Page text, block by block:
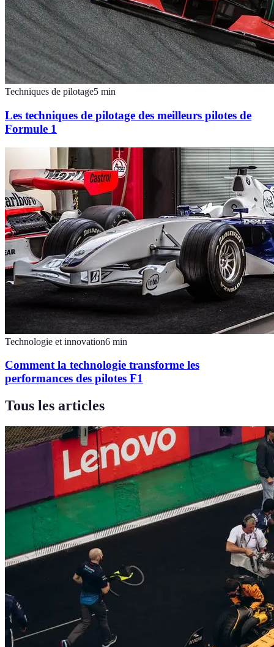
Techniques de pilotage5 min
Les techniques de pilotage des meilleurs pilotes de
Formule 1
Technologie et innovation6 min
Comment la technologie transforme les
performances des pilotes F1
Tous les articles